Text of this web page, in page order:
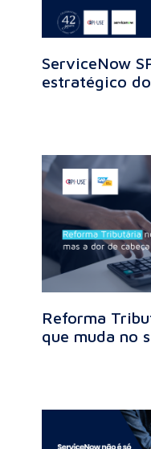
ServiceNow
estratégico
Reforma
que muda no